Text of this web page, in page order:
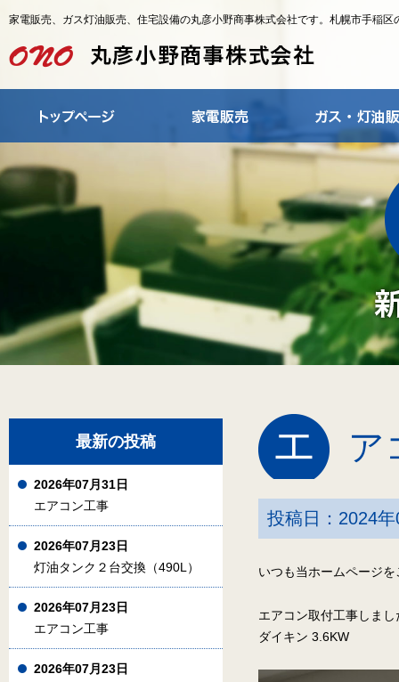
家電販売、ガス灯油販売、住宅設備の丸彦小野商事株式会社です。札幌市手稲区
エ ア
投稿日：2024
いつも当ホームページ
エアコン取付工事しまし
ダイキン 3.6KW
最新の投稿
2026年07月31日
エアコン工事
2026年07月23日
灯油タンク２台交換（490L）
2026年07月23日
エアコン工事
2026年07月23日